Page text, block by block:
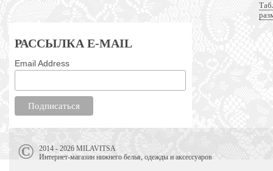
РАССЫЛКА E-MAIL
Email Address
2014 - 2026 MILAVITSA
Интернет-магазин нижнего белья, одежды и аксессуаров